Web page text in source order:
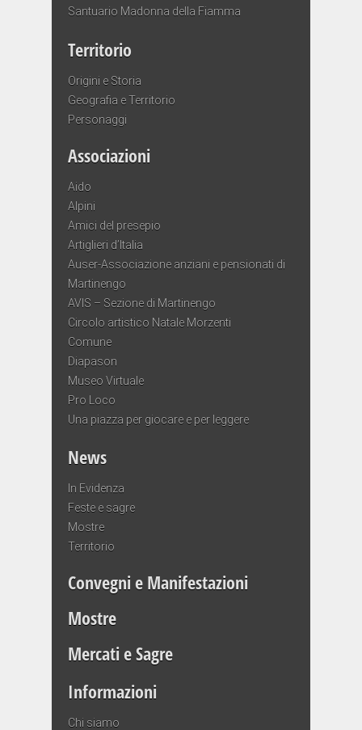
Santuario Madonna della Fiamma
Territorio
Origini e Storia
Geografia e Territorio
Personaggi
Associazioni
Aido
Alpini
Amici del presepio
Artiglieri d’Italia
Auser-Associazione anziani e pensionati di
Martinengo
AVIS – Sezione di Martinengo
Circolo artistico Natale Morzenti
Comune
Diapason
Museo Virtuale
Pro Loco
Una piazza per giocare e per leggere
News
In Evidenza
Feste e sagre
Mostre
Territorio
Convegni e Manifestazioni
Mostre
Mercati e Sagre
Informazioni
Chi siamo